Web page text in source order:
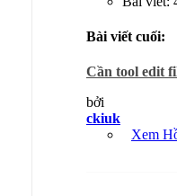
Bài viết cuối:
Cần tool edit
bởi
ckiuk
Xem